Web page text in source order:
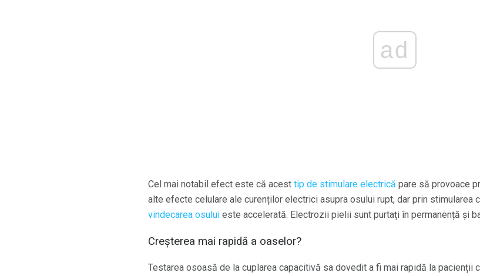
ad
Cel mai notabil efect este că acest tip de stimulare electrică pare să provoace
alte efecte celulare ale curenților electrici asupra osului rupt, dar prin stimularea
vindecarea osului este accelerată. Electrozii pielii sunt purtați în permanență și
Creșterea mai rapidă a oaselor?
Testarea osoasă de la cuplarea capacitivă sa dovedit a fi mai rapidă la pacienții